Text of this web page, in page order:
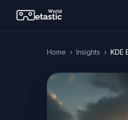
Home › Insights › KDE